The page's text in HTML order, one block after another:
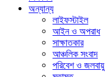
অন্যান্য
লাইফস্টাইল
আইন ও অপরাধ
সাক্ষাতকার
আঞ্চলিক সংবাদ
পরিবেশ ও জলবায়ু